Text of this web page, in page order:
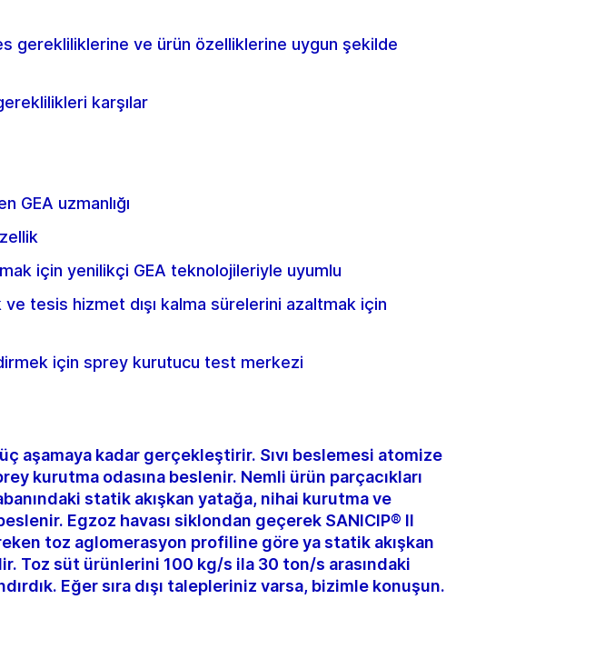
gerekliliklerine ve ürün özelliklerine uygun şekilde
karşılar
GEA uzmanlığı
için yenilikçi GEA teknolojileriyle uyumlu
tesis hizmet dışı kalma sürelerini azaltmak için
için sprey kurutucu test merkezi
aşamaya kadar gerçekleştirir. Sıvı beslemesi atomize
kurutma odasına beslenir. Nemli ürün parçacıkları
statik akışkan yatağa, nihai kurutma ve
Egzoz havası siklondan geçerek SANICIP® II
toz aglomerasyon profiline göre ya statik akışkan
Toz süt ürünlerini 100 kg/s ila 30 ton/s arasındaki
Eğer sıra dışı talepleriniz varsa, bizimle konuşun.